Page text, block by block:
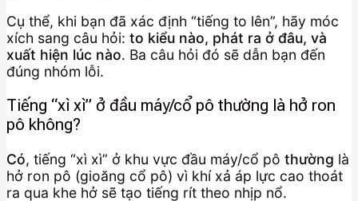
Cụ thể, khi bạn đã xác định “tiếng to lên”, hãy móc
xích sang câu hỏi: to kiểu nào, phát ra ở đâu, và
xuất hiện lúc nào. Ba câu hỏi đó sẽ dẫn bạn đến
đúng nhóm lỗi.
Tiếng “xì xì” ở đầu máy/cổ pô thường là hở ron
pô không?
Có, tiếng “xì xì” ở khu vực đầu máy/cổ pô thường là
hở ron pô (gioăng cổ pô) vì khí xả áp lực cao thoát
ra qua khe hở sẽ tạo tiếng rít theo nhịp nổ.